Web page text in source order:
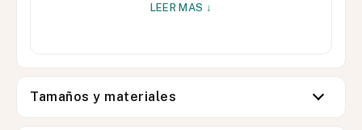
LEER MAS ↓
Tamaños y materiales